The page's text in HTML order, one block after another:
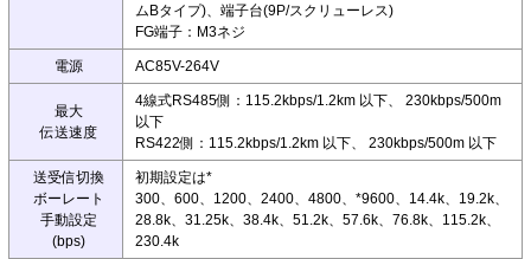
ムBタイプ)、端子台(9P/スクリューレス)
FG端子：M3ネジ
電源 AC85V-264V
最大
伝送速度
4線式RS485側：115.2kbps/1.2km 以下、 230kbps/500m
以下
RS422側：115.2kbps/1.2km 以下、 230kbps/500m 以下
送受信切換
ボーレート
手動設定
(bps)
初期設定は*
300、600、1200、2400、4800、*9600、14.4k、19.2k、
28.8k、31.25k、38.4k、51.2k、57.6k、76.8k、115.2k、
230.4k